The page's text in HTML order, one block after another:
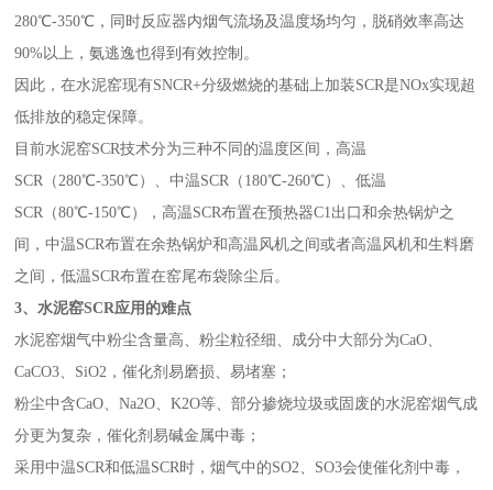
280℃-350℃，同时反应器内烟气流场及温度场均匀，脱硝效率高达
90%以上，氨逃逸也得到有效控制。
因此，在水泥窑现有SNCR+分级燃烧的基础上加装SCR是NOx实现超
低排放的稳定保障。
目前水泥窑SCR技术分为三种不同的温度区间，高温
SCR（280℃-350℃）、中温SCR（180℃-260℃）、低温
SCR（80℃-150℃），高温SCR布置在预热器C1出口和余热锅炉之
间，中温SCR布置在余热锅炉和高温风机之间或者高温风机和生料磨
之间，低温SCR布置在窑尾布袋除尘后。
3、水泥窑SCR应用的难点
水泥窑烟气中粉尘含量高、粉尘粒径细、成分中大部分为CaO、
CaCO3、SiO2，催化剂易磨损、易堵塞；
粉尘中含CaO、Na2O、K2O等、部分掺烧垃圾或固废的水泥窑烟气成
分更为复杂，催化剂易碱金属中毒；
采用中温SCR和低温SCR时，烟气中的SO2、SO3会使催化剂中毒，